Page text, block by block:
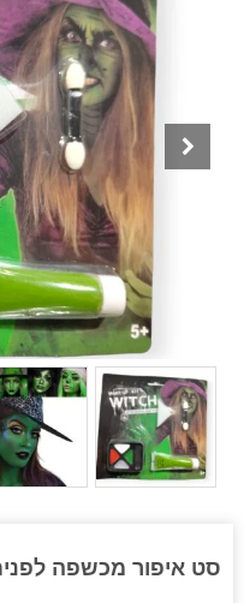
סט איפור מכשפה